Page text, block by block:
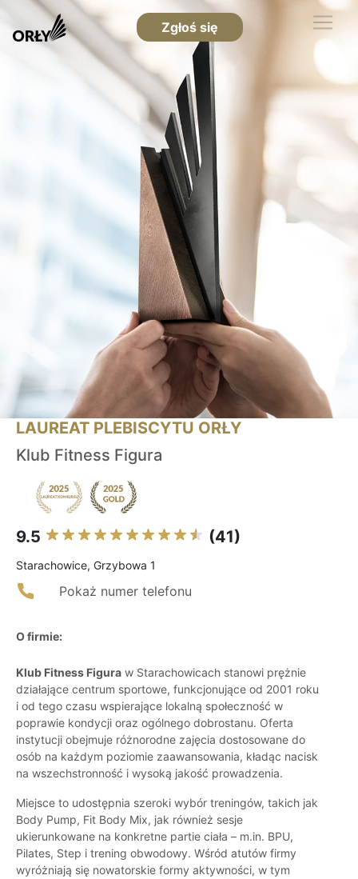
Zgłoś się
LAUREAT PLEBISCYTU ORŁY
Klub Fitness Figura
9.5 (41)
Starachowice, Grzybowa 1
Pokaż numer telefonu
O firmie:
Klub Fitness Figura w Starachowicach stanowi prężnie
działające centrum sportowe, funkcjonujące od 2001 roku
i od tego czasu wspierające lokalną społeczność w
poprawie kondycji oraz ogólnego dobrostanu. Oferta
instytucji obejmuje różnorodne zajęcia dostosowane do
osób na każdym poziomie zaawansowania, kładąc nacisk
na wszechstronność i wysoką jakość prowadzenia.
Miejsce to udostępnia szeroki wybór treningów, takich jak
Body Pump, Fit Body Mix, jak również sesje
ukierunkowane na konkretne partie ciała – m.in. BPU,
Pilates, Step i trening obwodowy. Wśród atutów firmy
wyróżniają się nowatorskie formy aktywności, w tym